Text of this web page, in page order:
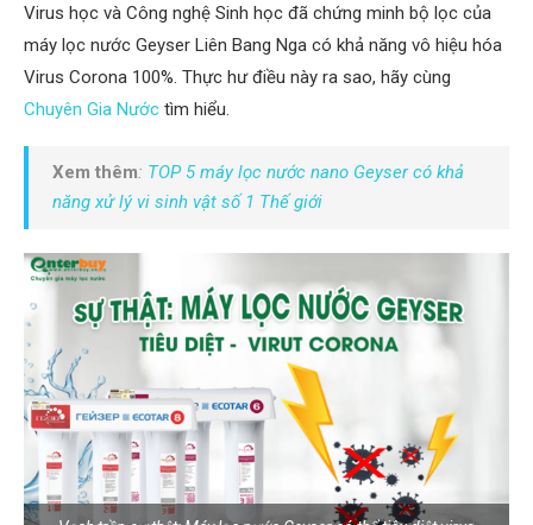
Virus học và Công nghệ Sinh học đã chứng minh bộ lọc của
máy lọc nước Geyser Liên Bang Nga có khả năng vô hiệu hóa
Virus Corona 100%. Thực hư điều này ra sao, hãy cùng
Chuyên Gia Nước tìm hiểu.
Xem thêm: TOP 5 máy lọc nước nano Geyser có khả
năng xử lý vi sinh vật số 1 Thế giới